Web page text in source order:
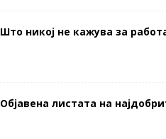
Што никој не кажува за
Објавена листата на